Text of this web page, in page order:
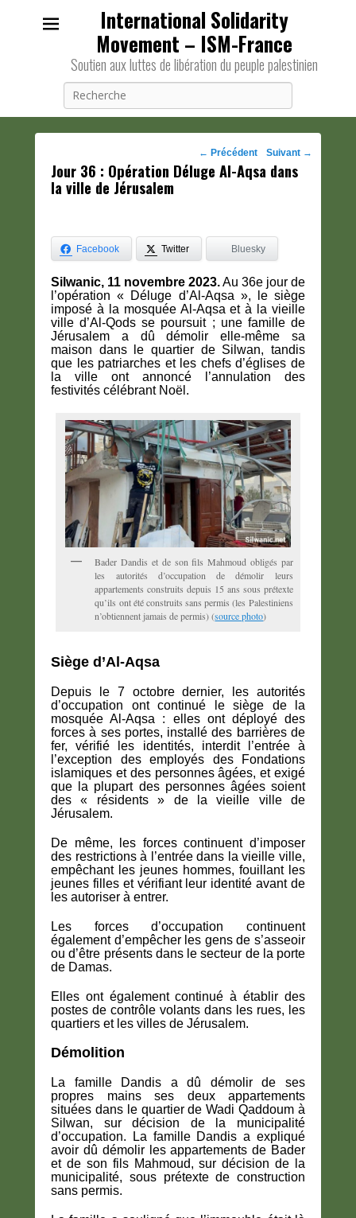
International Solidarity
Movement – ISM-France
Soutien aux luttes de libération du peuple palestinien
Navigation
des
← Précédent Suivant →
Jour 36 : Opération Déluge Al-Aqsa dans
la ville de Jérusalem
Facebook Twitter Bluesky
Silwanic, 11 novembre 2023.Au 36e jour de
l’opération « Déluge d’Al-Aqsa », le siège
imposé à la mosquée Al-Aqsa et à la vieille
ville d’Al-Qods se poursuit ; une famille de
Jérusalem a dû démolir elle-même sa
maison dans le quartier de Silwan, tandis
que les patriarches et les chefs d’églises de
la ville ont annoncé l’annulation des
festivités célébrant Noël.
Bader Dandis et de son fils Mahmoud obligés par
les autorités d’occupation de démolir leurs
appartements construits depuis 15 ans sous prétexte
qu’ils ont été construits sans permis (les Palestiniens
n’obtiennent jamais de permis) (source photo)
Siège d’Al-Aqsa
Depuis le 7 octobre dernier, les autorités
d’occupation ont continué le siège de la
mosquée Al-Aqsa : elles ont déployé des
forces à ses portes, installé des barrières de
fer, vérifié les identités, interdit l’entrée à
l’exception des employés des Fondations
islamiques et des personnes âgées, et exigé
que la plupart des personnes âgées soient
des « résidents » de la vieille ville de
Jérusalem.
De même, les forces continuent d’imposer
des restrictions à l’entrée dans la vieille ville,
empêchant les jeunes hommes, fouillant les
jeunes filles et vérifiant leur identité avant de
les autoriser à entrer.
Les forces d’occupation continuent
également d’empêcher les gens de s’asseoir
ou d’être présents dans le secteur de la porte
de Damas.
Elles ont également continué à établir des
postes de contrôle volants dans les rues, les
quartiers et les villes de Jérusalem.
Démolition
La famille Dandis a dû démolir de ses
propres mains ses deux appartements
situées dans le quartier de Wadi Qaddoum à
Silwan, sur décision de la municipalité
d’occupation. La famille Dandis a expliqué
avoir dû démolir les appartements de Bader
et de son fils Mahmoud, sur décision de la
municipalité, sous prétexte de construction
sans permis.